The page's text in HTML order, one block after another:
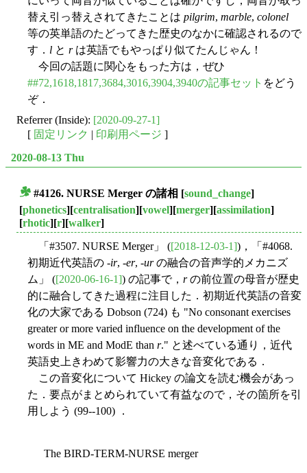
替え引っ替えされてきたことは pilgrim, marble, colonel
等の英単語のたどってきた歴史のなかに確認されるので
す． l と rは英語でもやっぱり似てたんじゃん！
今回の話題に関心をもった方は，ぜひ
##72,1618,1817,3684,3016,3904,3940の記事セット をどう
ぞ．
Referrer (Inside): [2020-09-27-1]
[ 固定リンク | 印刷用ページ ]
2020-08-13 Thu
#4126. NURSE Merger の諸相 [sound_change]
[phonetics][centralisation][vowel][merger][assimilation]
[rhotic][r][walker]
「#3507. NURSE Merger」 ([2018-12-03-1])，「#4068.
初期近代英語の -ir, -er, -urの融合の音声学的メカニズ
ム」 ([2020-06-16-1]) の記事で， rの前位置の母音が歴史
的に融合してきた過程に注目した．初期近代英語の音変
化の大家である Dobson (724) も "No consonant exercises
greater or more varied influence on the development of the
words in ME and ModE than r." と述べている通り，近代
英語史上きわめて影響力の大きな音変化である．
この音変化について Hickey の論文を読む機会があっ
た．要点がまとめられていて有益なので，その箇所を引
用しよう (99--100) ．
The BIRD-TERM-NURSE merger